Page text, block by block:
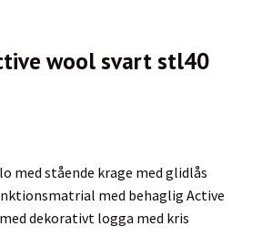
wool svart stl40
med stående krage med glidlås
med behaglig Active
dekorativt logga med kris